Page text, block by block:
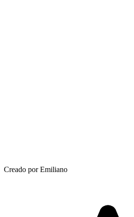
Creado por Emiliano